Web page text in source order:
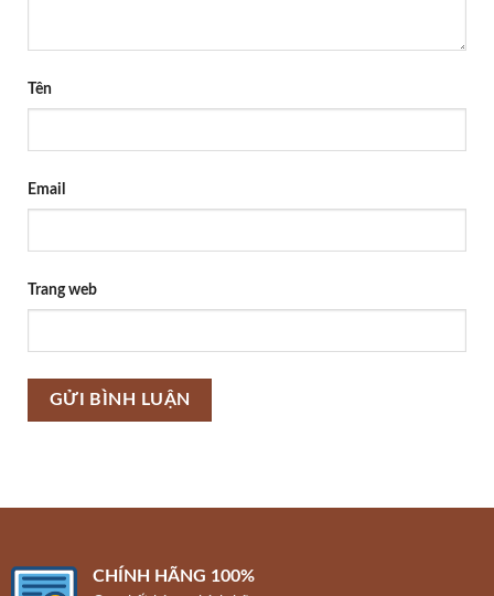
Tên
Email
Trang web
CHÍNH HÃNG 100%